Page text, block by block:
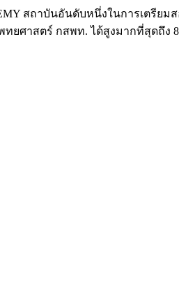
สถาบันอันดับหนึ่งในการเตรีย
ยศาสตร์ กสพท. ได้สูงมากที่สุดถึง